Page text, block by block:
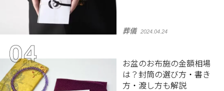
葬儀 2024.04.24
お盆のお布施の金額相場
は？封筒の選び方・書き
方・渡し方も解説